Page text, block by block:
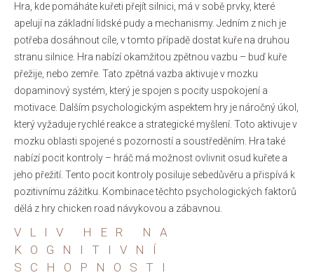
Hra, kde pomáháte kuřeti přejít silnici, má v sobě prvky, které
apelují na základní lidské pudy a mechanismy. Jedním z nich je
potřeba dosáhnout cíle, v tomto případě dostat kuře na druhou
stranu silnice. Hra nabízí okamžitou zpětnou vazbu – buď kuře
přežije, nebo zemře. Tato zpětná vazba aktivuje v mozku
dopaminový systém, který je spojen s pocity uspokojení a
motivace. Dalším psychologickým aspektem hry je náročný úkol,
který vyžaduje rychlé reakce a strategické myšlení. Toto aktivuje v
mozku oblasti spojené s pozorností a soustředěním. Hra také
nabízí pocit kontroly – hráč má možnost ovlivnit osud kuřete a
jeho přežití. Tento pocit kontroly posiluje sebedůvěru a přispívá k
pozitivnímu zážitku. Kombinace těchto psychologických faktorů
dělá z hry chicken road návykovou a zábavnou.
VLIV HER NA
KOGNITIVNÍ
SCHOPNOSTI